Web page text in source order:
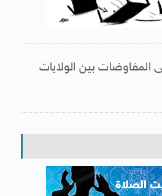
المفاوضات بين الولايات